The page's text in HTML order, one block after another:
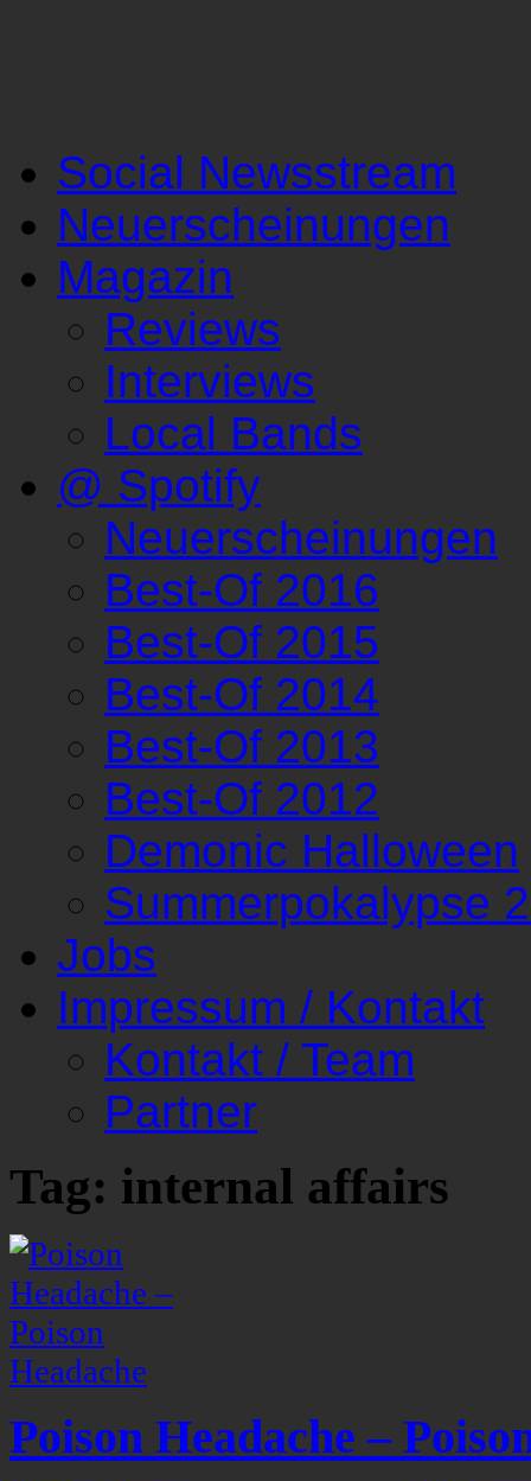
Social Newsstream
Neuerscheinungen
Magazin
Reviews
Interviews
Local Bands
@ Spotify
Neuerscheinungen
Best-Of 2016
Best-Of 2015
Best-Of 2014
Best-Of 2013
Best-Of 2012
Demonic Halloween
Summerpokalypse
Jobs
Impressum / Kontakt
Kontakt / Team
Partner
Tag: internal affairs
Poison Headache –